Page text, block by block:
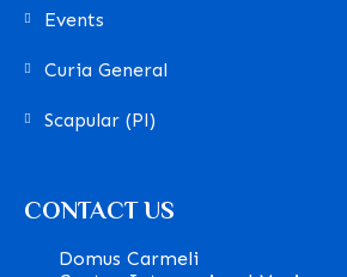
Events
Curia General
Scapular (Pl)
CONTACT US
Domus Carmeli